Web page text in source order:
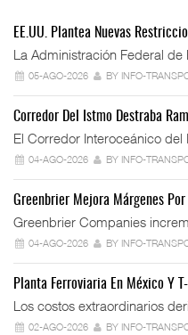
EE.UU. Plantea Nuevas
La Administración Federal de
05-AGO-2026 BY INFO-
Corredor Del Istmo Destraba
El Corredor Interoceánico del
04-AGO-2026 BY INFO-
Greenbrier Mejora Márgenes Por
Greenbrier Companies
04-AGO-2026 BY INFO-
Planta Ferroviaria En México Y T-
Los costos extraordinarios
02-AGO-2026 BY INFO-